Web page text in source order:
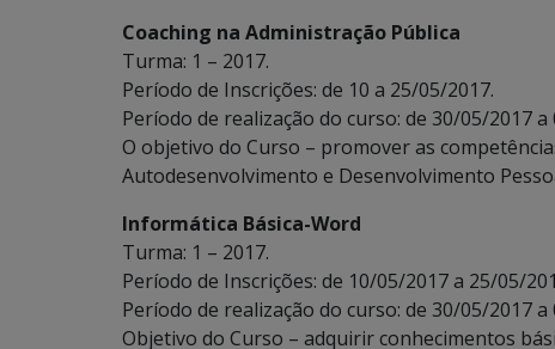
Coaching na Administração Pública
Turma: 1 – 2017.
Período de Inscrições: de 10 a 25/05/2017.
Período de realização do curso: de 30/05/2017 a
O objetivo do Curso – promover as
Autodesenvolvimento e Desenvolvimento
Informática Básica-Word
Turma: 1 – 2017.
Período de Inscrições: de 10/05/2017 a 25/05/
Período de realização do curso: de 30/05/2017 a
Objetivo do Curso – adquirir conhecimentos